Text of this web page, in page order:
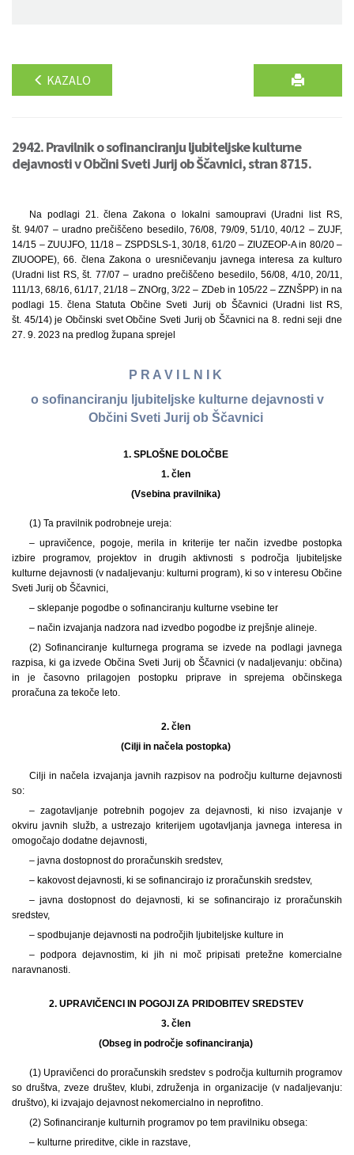
KAZALO
2942. Pravilnik o sofinanciranju ljubiteljske kulturne
dejavnosti v Občini Sveti Jurij ob Ščavnici, stran 8715.
Na podlagi 21. člena Zakona o lokalni samoupravi (Uradni list RS,
št. 94/07 – uradno prečiščeno besedilo, 76/08, 79/09, 51/10, 40/12 – ZUJF,
14/15 – ZUUJFO, 11/18 – ZSPDSLS-1, 30/18, 61/20 – ZIUZEOP-A in 80/20 –
ZIUOOPE), 66. člena Zakona o uresničevanju javnega interesa za kulturo
(Uradni list RS, št. 77/07 – uradno prečiščeno besedilo, 56/08, 4/10, 20/11,
111/13, 68/16, 61/17, 21/18 – ZNOrg, 3/22 – ZDeb in 105/22 – ZZNŠPP) in na
podlagi 15. člena Statuta Občine Sveti Jurij ob Ščavnici (Uradni list RS,
št. 45/14) je Občinski svet Občine Sveti Jurij ob Ščavnici na 8. redni seji dne
27. 9. 2023 na predlog župana sprejel
P R A V I L N I K
o sofinanciranju ljubiteljske kulturne dejavnosti v
Občini Sveti Jurij ob Ščavnici
1. SPLOŠNE DOLOČBE
1. člen
(Vsebina pravilnika)
(1) Ta pravilnik podrobneje ureja:
– upravičence, pogoje, merila in kriterije ter način izvedbe postopka
izbire programov, projektov in drugih aktivnosti s področja ljubiteljske
kulturne dejavnosti (v nadaljevanju: kulturni program), ki so v interesu Občine
Sveti Jurij ob Ščavnici,
– sklepanje pogodbe o sofinanciranju kulturne vsebine ter
– način izvajanja nadzora nad izvedbo pogodbe iz prejšnje alineje.
(2) Sofinanciranje kulturnega programa se izvede na podlagi javnega
razpisa, ki ga izvede Občina Sveti Jurij ob Ščavnici (v nadaljevanju: občina)
in je časovno prilagojen postopku priprave in sprejema občinskega
proračuna za tekoče leto.
2. člen
(Cilji in načela postopka)
Cilji in načela izvajanja javnih razpisov na področju kulturne dejavnosti
so:
– zagotavljanje potrebnih pogojev za dejavnosti, ki niso izvajanje v
okviru javnih služb, a ustrezajo kriterijem ugotavljanja javnega interesa in
omogočajo dodatne dejavnosti,
– javna dostopnost do proračunskih sredstev,
– kakovost dejavnosti, ki se sofinancirajo iz proračunskih sredstev,
– javna dostopnost do dejavnosti, ki se sofinancirajo iz proračunskih
sredstev,
– spodbujanje dejavnosti na področjih ljubiteljske kulture in
– podpora dejavnostim, ki jih ni moč pripisati pretežne komercialne
naravnanosti.
2. UPRAVIČENCI IN POGOJI ZA PRIDOBITEV SREDSTEV
3. člen
(Obseg in področje sofinanciranja)
(1) Upravičenci do proračunskih sredstev s področja kulturnih programov
so društva, zveze društev, klubi, združenja in organizacije (v nadaljevanju:
društvo), ki izvajajo dejavnost nekomercialno in neprofitno.
(2) Sofinanciranje kulturnih programov po tem pravilniku obsega:
– kulturne prireditve, cikle in razstave,